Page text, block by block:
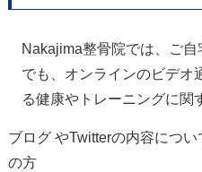
Nakajima整骨院では、ご
でも、オンラインのビデオ
る健康やトレーニングに関
ブログ やTwitterの内容につ
の方